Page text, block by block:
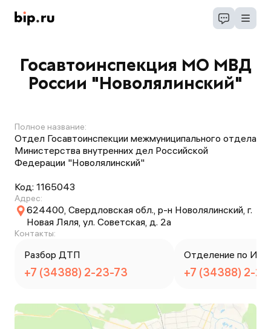
Госавтоинспекция МО МВД
России "Новолялинский"
Полное название:
Отдел Госавтоинспекции межмуниципального отдела
Министерства внутренних дел Российской
Федерации "Новолялинский"
Код: 1165043
Адрес:
624400, Свердловская обл., р-н Новолялинский, г.
Новая Ляля, ул. Советская, д. 2а
Контакты:
Разбор ДТП
+7 (34388) 2-23-73
Отделение по ИАЗ
+7 (34388) 2-